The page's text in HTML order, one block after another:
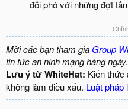
đối phó với những đợt
Mời các bạn tham gia Group
tin tức an ninh mạng hàng ngày.
Lưu ý từ WhiteHat: Kiến thức
không làm điều xấu. Luật pháp